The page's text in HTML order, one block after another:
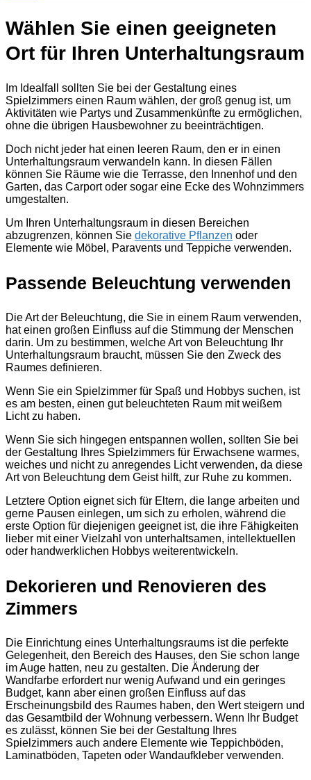
Wählen Sie einen geeigneten
Ort für Ihren Unterhaltungsraum
Im Idealfall sollten Sie bei der Gestaltung eines
Spielzimmers einen Raum wählen, der groß genug ist, um
Aktivitäten wie Partys und Zusammenkünfte zu ermöglichen,
ohne die übrigen Hausbewohner zu beeinträchtigen.
Doch nicht jeder hat einen leeren Raum, den er in einen
Unterhaltungsraum verwandeln kann. In diesen Fällen
können Sie Räume wie die Terrasse, den Innenhof und den
Garten, das Carport oder sogar eine Ecke des Wohnzimmers
umgestalten.
Um Ihren Unterhaltungsraum in diesen Bereichen
abzugrenzen, können Sie dekorative Pflanzen oder
Elemente wie Möbel, Paravents und Teppiche verwenden.
Passende Beleuchtung verwenden
Die Art der Beleuchtung, die Sie in einem Raum verwenden,
hat einen großen Einfluss auf die Stimmung der Menschen
darin. Um zu bestimmen, welche Art von Beleuchtung Ihr
Unterhaltungsraum braucht, müssen Sie den Zweck des
Raumes definieren.
Wenn Sie ein Spielzimmer für Spaß und Hobbys suchen, ist
es am besten, einen gut beleuchteten Raum mit weißem
Licht zu haben.
Wenn Sie sich hingegen entspannen wollen, sollten Sie bei
der Gestaltung Ihres Spielzimmers für Erwachsene warmes,
weiches und nicht zu anregendes Licht verwenden, da diese
Art von Beleuchtung dem Geist hilft, zur Ruhe zu kommen.
Letztere Option eignet sich für Eltern, die lange arbeiten und
gerne Pausen einlegen, um sich zu erholen, während die
erste Option für diejenigen geeignet ist, die ihre Fähigkeiten
lieber mit einer Vielzahl von unterhaltsamen, intellektuellen
oder handwerklichen Hobbys weiterentwickeln.
Dekorieren und Renovieren des
Zimmers
Die Einrichtung eines Unterhaltungsraums ist die perfekte
Gelegenheit, den Bereich des Hauses, den Sie schon lange
im Auge hatten, neu zu gestalten. Die Änderung der
Wandfarbe erfordert nur wenig Aufwand und ein geringes
Budget, kann aber einen großen Einfluss auf das
Erscheinungsbild des Raumes haben, den Wert steigern und
das Gesamtbild der Wohnung verbessern. Wenn Ihr Budget
es zulässt, können Sie bei der Gestaltung Ihres
Spielzimmers auch andere Elemente wie Teppichböden,
Laminatböden, Tapeten oder Wandaufkleber verwenden.